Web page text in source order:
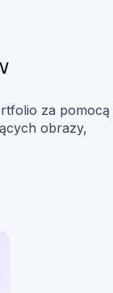
za pomocą
obrazy,